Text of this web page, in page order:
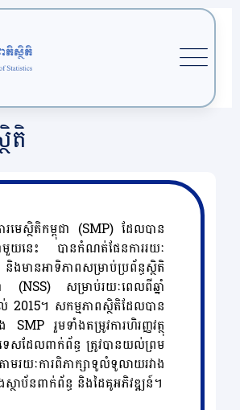
តិ
រមេស្ថិតិកម្ពុជា (SMP) ដែលបាន
ាមួយនេះ បានកំណត់ផែនការរយៈ
ងមានអាទិភាពសម្រាប់ប្រព័ន្ធស្ថិតិ
ា (NSS) សម្រាប់រយៈពេលពីឆ្នាំ
2015។ សកម្មភាពស្ថិតិដែលបាន
ង SMP រួមទាំងតម្រូវការហិរញ្ញវត្ថុ
េសដែលពាក់ព័ន្ធ ត្រូវបានយល់ព្រម
មរយៈការពិភាក្សាទូលំទូលាយរវាង
ថាប័នពាក់ព័ន្ធ និងដៃគូអភិវឌ្ឍន៍។